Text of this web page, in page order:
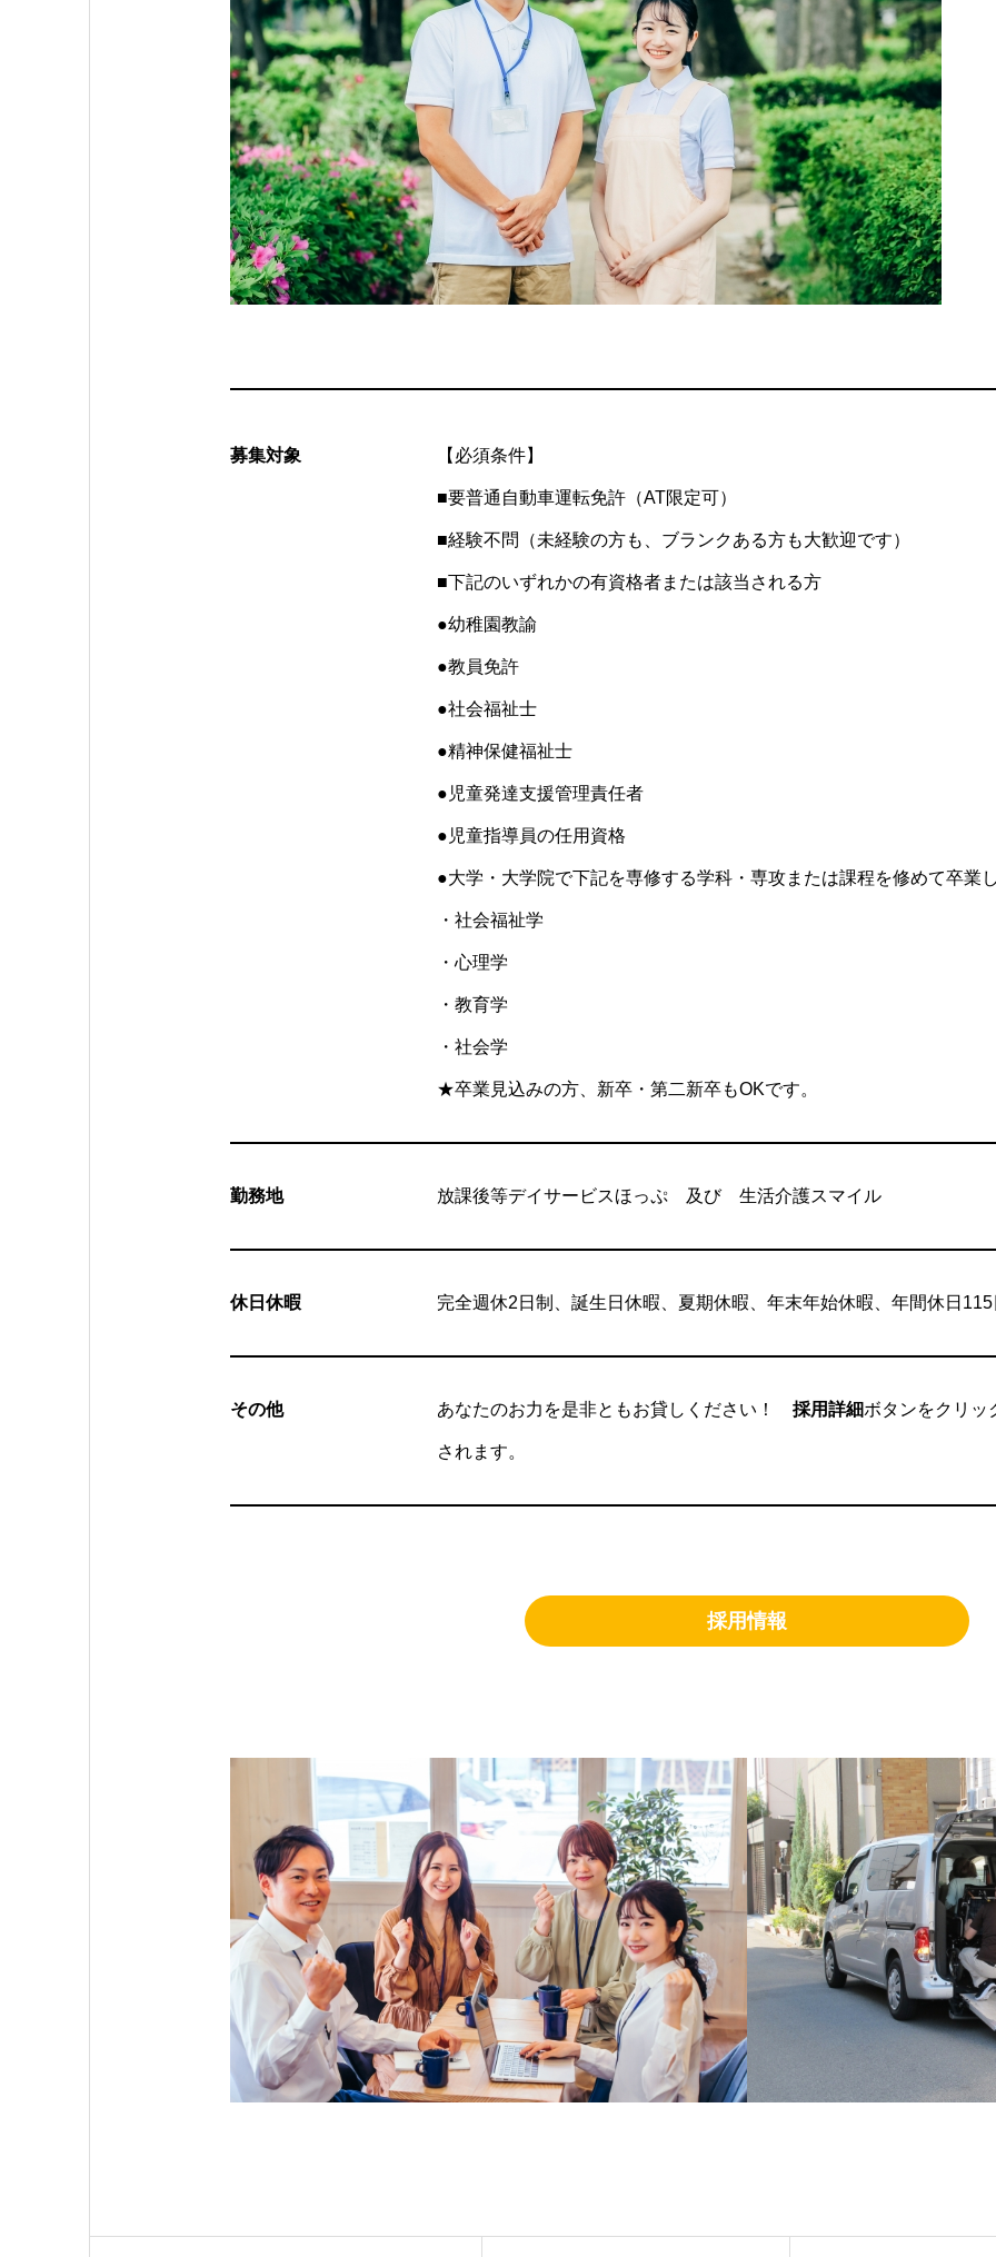
募集対象 【必須条件】
■要普通自動車運転免許（AT限定可）
■経験不問（未経験の方も、ブランクある方も大歓迎です）
■下記のいずれかの有資格者または該当される方
●幼稚園教諭
●教員免許
●社会福祉士
●精神保健福祉士
●児童発達支援管理責任者
●児童指導員の任用資格
●大学・大学院で下記を専修する学科・専攻または課程を修めて卒業
・社会福祉学
・心理学
・教育学
・社会学
★卒業見込みの方、新卒・第二新卒もOKです。
勤務地 放課後等デイサービスほっぷ 及び 生活介護スマイル
休日休暇 完全週休2日制、誕生日休暇、夏期休暇、年末年始休暇、年間休日115
その他 あなたのお力を是非ともお貸しください！ 採用詳細ボタンをクリッ
されます。
採用情報